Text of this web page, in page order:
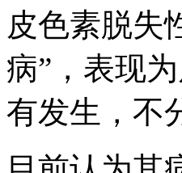
皮色素脱失
病”，表现
有发生，不